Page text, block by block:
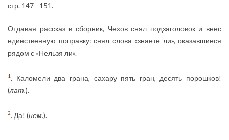
стр. 147—151.
Отдавая рассказ в сборник, Чехов снял подзаголовок и внес
единственную поправку: снял слова «знаете ли», оказавшиеся
рядом с «Нельзя ли».
1. Каломели два грана, сахару пять гран, десять порошков!
(лат.).
2. Да! (нем.).